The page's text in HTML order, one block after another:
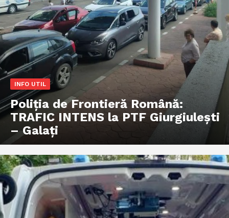
INFO UTIL
Poliţia de Frontieră Română:
TRAFIC INTENS la PTF Giurgiulești
– Galați